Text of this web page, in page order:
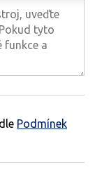
Podmínek